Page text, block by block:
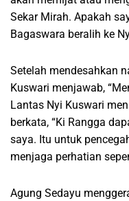
Sekar Mirah. Apakah
Bagaswara beralih ke
Setelah mendesahkan
Kuswari menjawab,
Lantas Nyi Kuswari
berkata, “Ki Rangga
saya. Itu untuk
menjaga perhatian
Agung Sedayu